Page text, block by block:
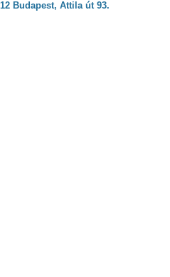
Budapest, Attila út 93.